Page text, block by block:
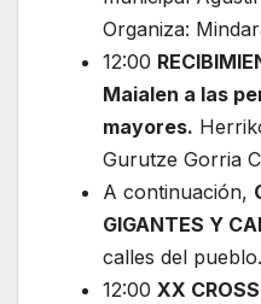
Organiza:
12:00
Maialen a las
mayores.
Gurutze Gorria
A continuación,
GIGANTES Y
calles del pueblo.
12:00 XX